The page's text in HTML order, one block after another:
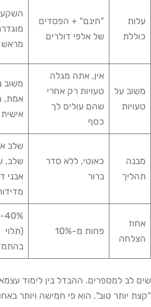
עלות
כוללת
"חינם" + הפסדים
של אלפי דולרים
מראש
משוב על
טעויות
אין, אתה מגלה
טעויות רק אחרי
שהם עולים לך
כסף
משוב
אמת,
אישית
מבנה
תהליך
כאוטי, ללא סדר
ברור
שלב
שלב,
אבני
אחוז
הצלחה
פחות מ-10%
(תלוי
שים לב למספרים. ההבדל בין לימוד
"קצת יותר טוב". הוא פי חמישה ויותר